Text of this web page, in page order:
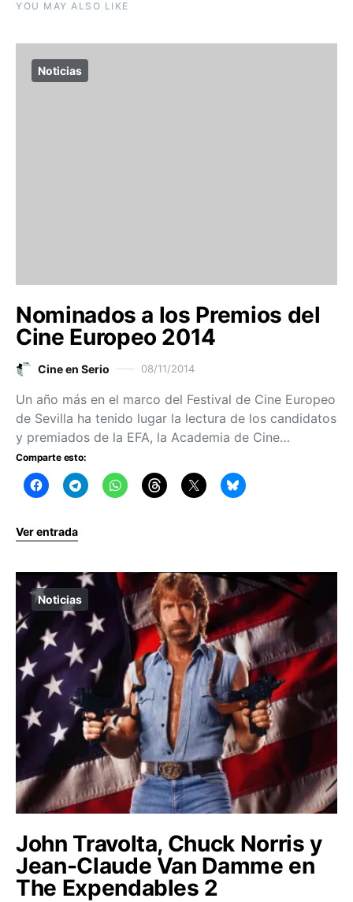
YOU MAY ALSO LIKE
Noticias
Nominados a los Premios del
Cine Europeo 2014
Cine en Serio 08/11/2014
Un año más en el marco del Festival de Cine Europeo
de Sevilla ha tenido lugar la lectura de los candidatos
y premiados de la EFA, la Academia de Cine…
Comparte esto:
Ver entrada
Noticias
John Travolta, Chuck Norris y
Jean-Claude Van Damme en
The Expendables 2